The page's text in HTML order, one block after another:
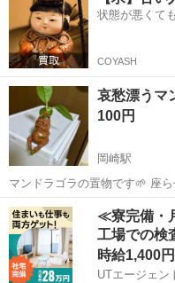
状態が悪くて
COYASH
哀愁漂うマ
100円
岡崎駅
マンドラゴラの置物です🌱 座
りました🏠 欲しい方いればお
いします！ 一週間経って誰か
愛知 岡崎市 岡崎駅
≪寮完備・
工場での検
時給1,400円
UTエージェン